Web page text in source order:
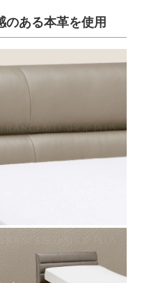
のある本革を使用